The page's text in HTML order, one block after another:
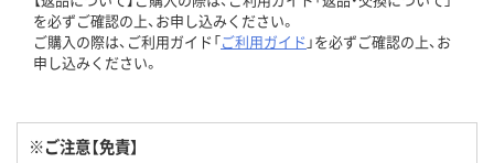
を必ずご確認の上、お申し込みください。
ご購入の際は、ご利用ガイド「ご利用ガイド 」を必ずご確認の上、お
申し込みください。
※ご注意【免責】